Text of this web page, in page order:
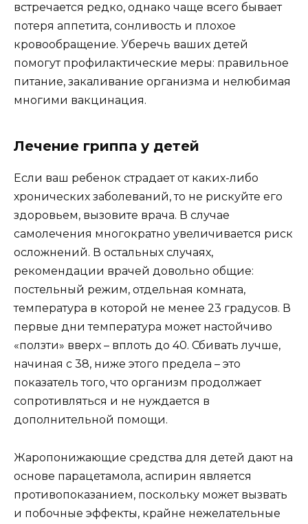
встречается редко, однако чаще всего бывает
потеря аппетита, сонливость и плохое
кровообращение. Уберечь ваших детей
помогут профилактические меры: правильное
питание, закаливание организма и нелюбимая
многими вакцинация.
Лечение гриппа у детей
Если ваш ребенок страдает от каких-либо
хронических заболеваний, то не рискуйте его
здоровьем, вызовите врача. В случае
самолечения многократно увеличивается риск
осложнений. В остальных случаях,
рекомендации врачей довольно общие:
постельный режим, отдельная комната,
температура в которой не менее 23 градусов. В
первые дни температура может настойчиво
«ползти» вверх – вплоть до 40. Сбивать лучше,
начиная с 38, ниже этого предела – это
показатель того, что организм продолжает
сопротивляться и не нуждается в
дополнительной помощи.
Жаропонижающие средства для детей дают на
основе парацетамола, аспирин является
противопоказанием, поскольку может вызвать
и побочные эффекты, крайне нежелательные